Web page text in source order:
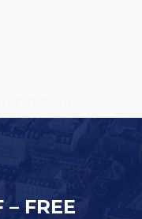
– FREE